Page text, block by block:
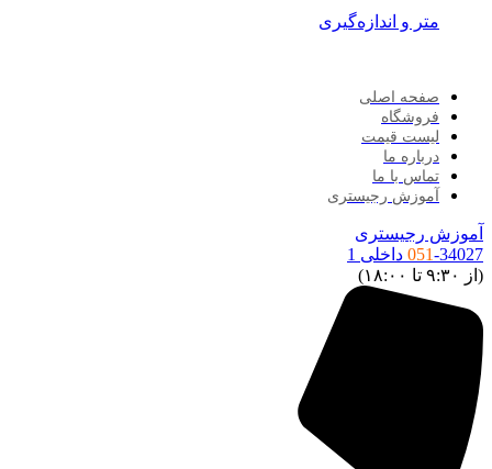
متر و اندازه‌گیری
صفحه اصلی
فروشگاه
لیست قیمت
درباره ما
تماس با ما
آموزش رجیستری
رجیستری
051داخلی 1
تا ۱۸:۰۰)